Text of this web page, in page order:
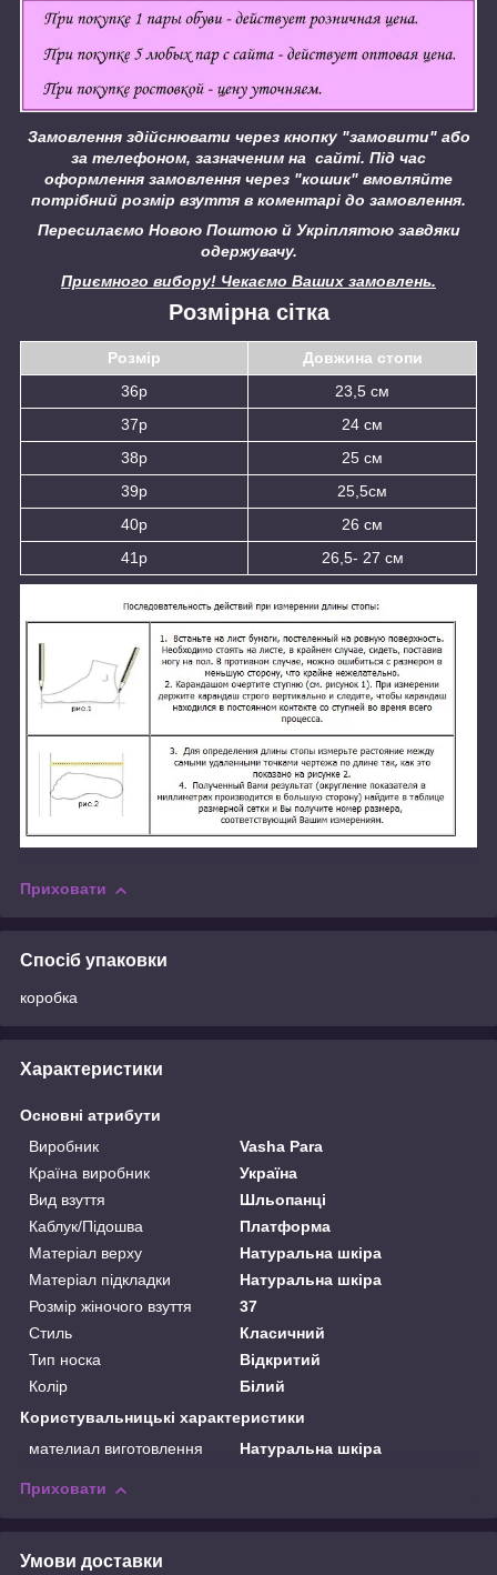
Замовлення здійснювати через кнопку "замовити" або
за телефоном, зазначеним на сайті. Під час
оформлення замовлення через "кошик" вмовляйте
потрібний розмір взуття в коментарі до замовлення.
Пересилаємо Новою Поштою й Укріплятою завдяки
одержувачу.
Приємного вибору! Чекаємо Ваших замовлень.
Розмірна сітка
Розмір
Довжина стопи
36р
23,5 см
37р
24 см
38р
25 см
39р
25,5см
40р
26 см
41р
26,5- 27 см
Приховати
Спосіб упаковки
коробка
Характеристики
Основні атрибути
Виробник
Vasha Para
Країна виробник
Україна
Вид взуття
Шльопанці
Каблук/Підошва
Платформа
Матеріал верху
Натуральна шкіра
Матеріал підкладки
Натуральна шкіра
Розмір жіночого взуття
37
Стиль
Класичний
Тип носка
Відкритий
Колір
Білий
Користувальницькі характеристики
мателиал виготовлення
Натуральна шкіра
Приховати
Умови доставки